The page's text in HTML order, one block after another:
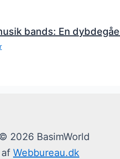
bands: En
2026 BasimWorld
Webbureau.dk